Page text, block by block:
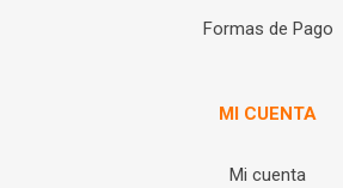
Formas de Pago
MI CUENTA
Mi cuenta